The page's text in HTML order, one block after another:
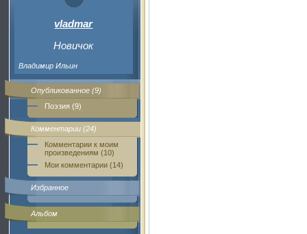
vladmar
Новичок
Владимир Ильин
Опубликованное (9)
Поэзия (9)
Комментарии (24)
Комментарии к моим
произведениям (10)
Мои комментарии (14)
Избранное
Альбом